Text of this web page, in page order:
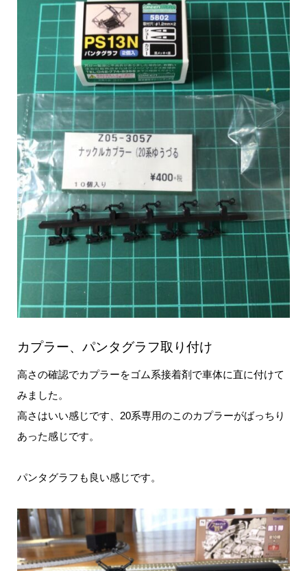
カプラー、パンタグラフ取り付け
高さの確認でカプラーをゴム系接着剤で車体に直に付けて
みました。
高さはいい感じです、20系専用のこのカプラーがばっちり
あった感じです。
パンタグラフも良い感じです。